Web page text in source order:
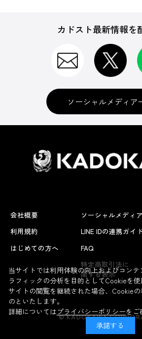
カドスト最新情報を
ソーシャルメディア
会社概要
利用規約
はじめての方へ
ソーシャルメディア
LINE IDの連携ガイ
FAQ
特定商取引法に
関する表示
© KADOKAWA
当サイトでは利用体験の向上およびコン
ラフィックの分析を目的としてCookieを
サイトの閲覧を継続された場合、Cookie
のといたします。
詳細についてはプライバシーポリシーをご
承諾する